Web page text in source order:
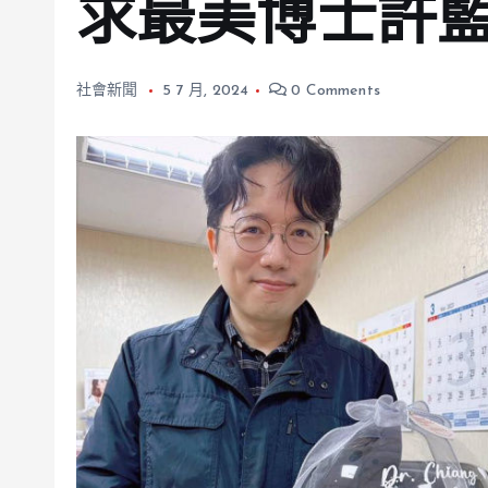
求最美博士許
社會新聞 5 7 月, 2024 0 Comments